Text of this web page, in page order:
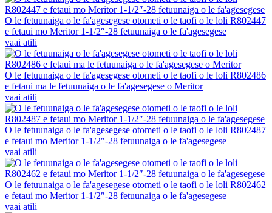
O le fetuunaiga o le fa'agesegese otometi o le taofi o le loli R802447
e fetaui mo Meritor 1-1/2″-28 fetuunaiga o le fa'agesegese
vaai atili
O le fetuunaiga o le fa'agesegese otometi o le taofi o le loli R802486
e fetaui ma le fetuunaiga o le fa'agesegese o Meritor
vaai atili
O le fetuunaiga o le fa'agesegese otometi o le taofi o le loli R802487
e fetaui mo Meritor 1-1/2″-28 fetuunaiga o le fa'agesegese
vaai atili
O le fetuunaiga o le fa'agesegese otometi o le taofi o le loli R802462
e fetaui mo Meritor 1-1/2″-28 fetuunaiga o le fa'agesegese
vaai atili